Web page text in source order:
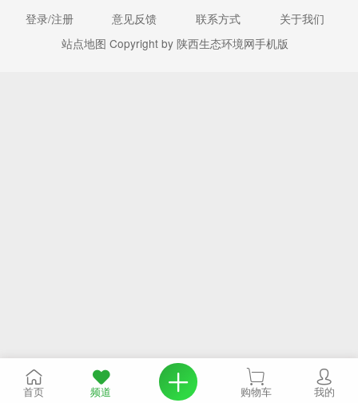
登录/注册 意见反馈 联系方式
关于我们
站点地图 Copyright by 陕西生态环境网手机版
首页 频道 购物车 我的